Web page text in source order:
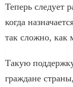
Теперь следует
когда
так сложно, как
Такую
граждане